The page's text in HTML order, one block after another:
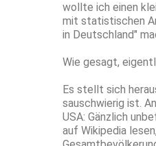
wollte ich einen
mit statistischen
in Deutschland"
Wie gesagt,
Es stellt sich
sauschwierig ist.
USA: Gänzlich
auf Wikipedia